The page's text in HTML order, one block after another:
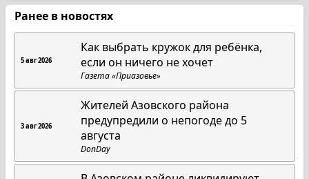
Ранее в новостях
5 авг 2026
Как выбрать кружок для ребёнка,
если он ничего не хочет
Газета «Приазовье»
3 авг 2026
Жителей Азовского района
предупредили о непогоде до 5
августа
DonDay